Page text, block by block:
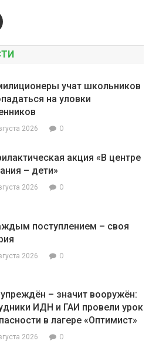
учат школьников
на уловки
2026 0
акция «В центре
– дети»
2026 0
поступлением – своя
2026 0
– значит вооружён:
ИДН и ГАИ провели урок
в лагере «Оптимист»
2026 0